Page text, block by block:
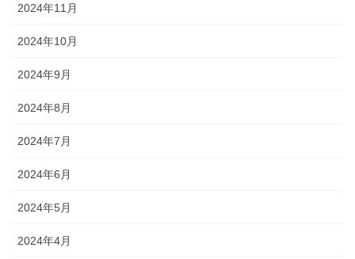
2024年11月
2024年10月
2024年9月
2024年8月
2024年7月
2024年6月
2024年5月
2024年4月